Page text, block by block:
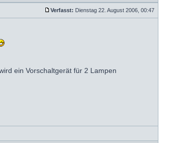
Verfasst: Dienstag 22. August 2006, 00:47
ein Vorschaltgerät für 2 Lampen